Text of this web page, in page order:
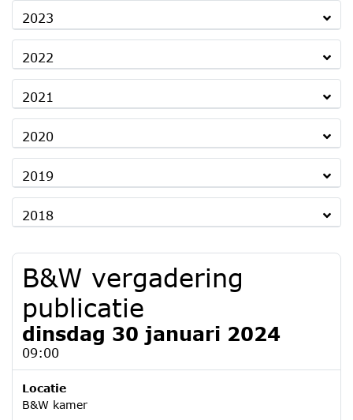
2023
2022
2021
2020
2019
2018
B&W vergadering
publicatie
dinsdag 30 januari 2024
09:00
Locatie
B&W kamer